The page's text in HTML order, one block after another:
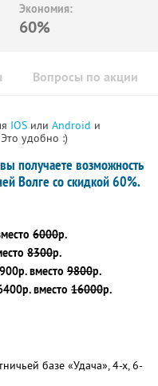
Экономия:
60%
Вопросы по акции
IOS или Android и
удобно :)
получаете возможность
Волге со скидкой 60%.
6000р.
8300р.
вместо 9800р.
вместо 16000р.
базе «Удача», 4-х, 6-